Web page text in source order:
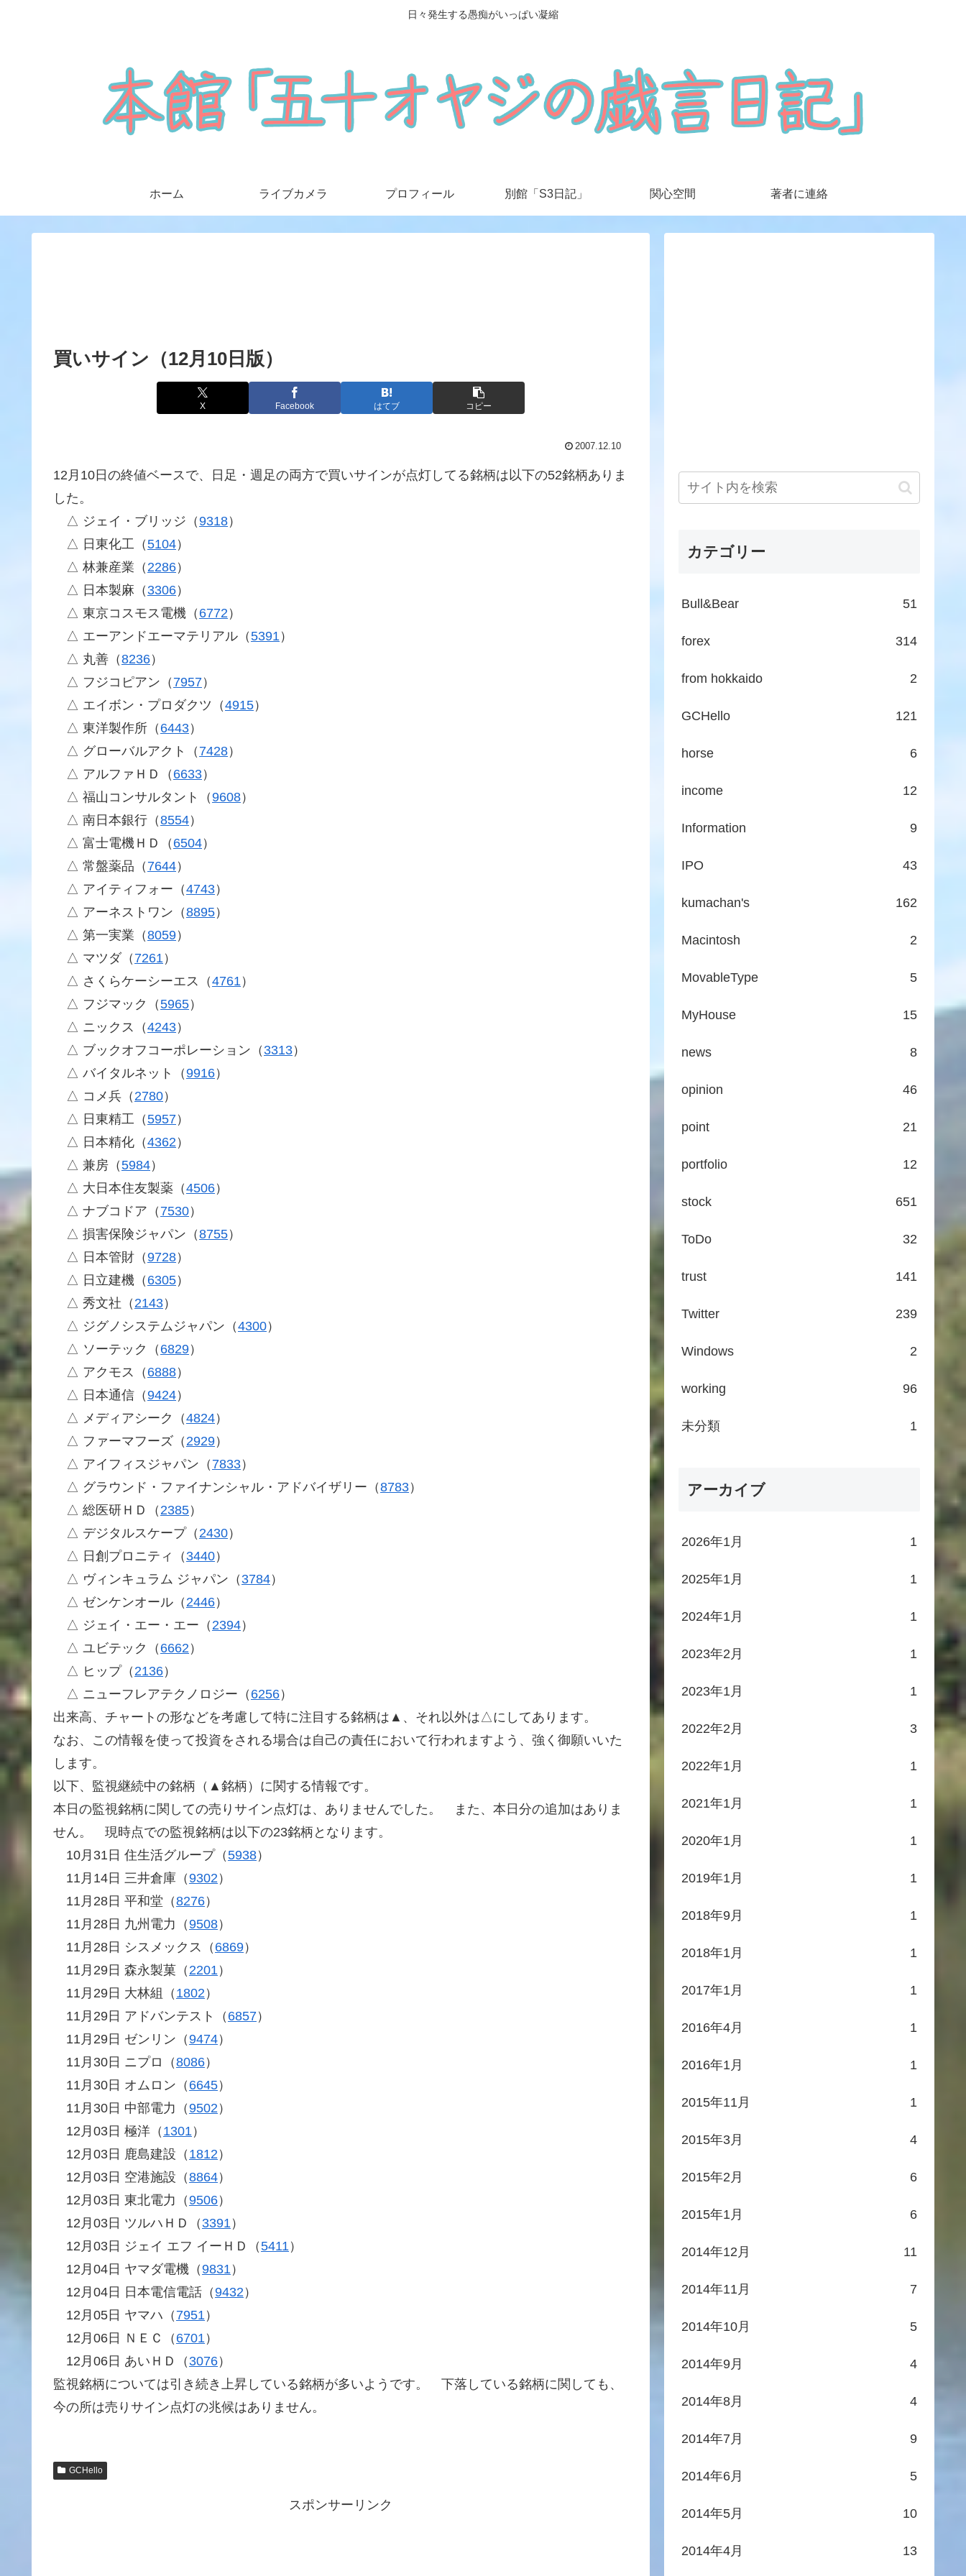
日々発生する愚痴がいっぱい凝縮
ホーム ライブカメラ プロフィール 別館「S3日記」 関心空間 著者に連絡
買いサイン（12月10日版）
X Facebook はてブ コピー
2007.12.10
12月10日の終値ベースで、日足・週足の両方で買いサインが点灯してる銘柄は以下の52銘柄ありま
した。
△ ジェイ・ブリッジ（9318）
△ 日東化工（5104）
△ 林兼産業（ 2286）
△ 日本製麻（ 3306）
△ 東京コスモス電機（ 6772）
△ エーアンドエーマテリアル（5391）
△ 丸善（8236）
△ フジコピアン（ 7957）
△ エイボン・プロダクツ（4915）
△ 東洋製作所（ 6443）
△ グローバルアクト（ 7428）
△ アルファＨＤ（ 6633）
△ 福山コンサルタント（9608）
△ 南日本銀行（8554）
△ 富士電機ＨＤ（ 6504）
△ 常盤薬品（ 7644）
△ アイティフォー（4743）
△ アーネストワン（8895）
△ 第一実業（8059）
△ マツダ（ 7261）
△ さくらケーシーエス（4761）
△ フジマック（5965）
△ ニックス（4243）
△ ブックオフコーポレーション（ 3313）
△ バイタルネット（9916）
△ コメ兵（ 2780）
△ 日東精工（5957）
△ 日本精化（4362）
△ 兼房（5984）
△ 大日本住友製薬（4506）
△ ナブコドア（ 7530）
△ 損害保険ジャパン（8755）
△ 日本管財（9728）
△ 日立建機（ 6305）
△ 秀文社（ 2143）
△ ジグノシステムジャパン（4300）
△ ソーテック（ 6829）
△ アクモス（ 6888）
△ 日本通信（9424）
△ メディアシーク（4824）
△ ファーマフーズ（ 2929）
△ アイフィスジャパン（ 7833）
△ グラウンド・ファイナンシャル・アドバイザリー（8783）
△ 総医研ＨＤ（ 2385）
△ デジタルスケープ（ 2430）
△ 日創プロニティ（ 3440）
△ ヴィンキュラム ジャパン（ 3784）
△ ゼンケンオール（ 2446）
△ ジェイ・エー・エー（ 2394）
△ ユビテック（ 6662）
△ ヒップ（ 2136）
△ ニューフレアテクノロジー（ 6256）
出来高、チャートの形などを考慮して特に注目する銘柄は▲、それ以外は△にしてあります。
なお、この情報を使って投資をされる場合は自己の責任において行われますよう、強く御願いいた
します。
以下、監視継続中の銘柄（▲銘柄）に関する情報です。
本日の監視銘柄に関しての売りサイン点灯は、ありませんでした。 また、本日分の追加はありま
せん。 現時点での監視銘柄は以下の23銘柄となります。
10月31日 住生活グループ（5938）
11月14日 三井倉庫（9302）
11月28日 平和堂（8276）
11月28日 九州電力（9508）
11月28日 シスメックス（ 6869）
11月29日 森永製菓（ 2201）
11月29日 大林組（ 1802）
11月29日 アドバンテスト（ 6857）
11月29日 ゼンリン（9474）
11月30日 ニプロ（8086）
11月30日 オムロン（ 6645）
11月30日 中部電力（9502）
12月03日 極洋（ 1301）
12月03日 鹿島建設（ 1812）
12月03日 空港施設（8864）
12月03日 東北電力（9506）
12月03日 ツルハＨＤ（ 3391）
12月03日 ジェイ エフ イーＨＤ（5411）
12月04日 ヤマダ電機（9831）
12月04日 日本電信電話（9432）
12月05日 ヤマハ（ 7951）
12月06日 ＮＥＣ（ 6701）
12月06日 あいＨＤ（ 3076）
監視銘柄については引き続き上昇している銘柄が多いようです。 下落している銘柄に関しても、
今の所は売りサイン点灯の兆候はありません。
GCHello
スポンサーリンク
カテゴリー
Bull&Bear 51
forex 314
from hokkaido 2
GCHello 121
horse 6
income 12
Information 9
IPO 43
kumachan's 162
Macintosh 2
MovableType 5
MyHouse 15
news 8
opinion 46
point 21
portfolio 12
stock 651
ToDo 32
trust 141
Twitter 239
Windows 2
working 96
未分類 1
アーカイブ
2026年1月 1
2025年1月 1
2024年1月 1
2023年2月 1
2023年1月 1
2022年2月 3
2022年1月 1
2021年1月 1
2020年1月 1
2019年1月 1
2018年9月 1
2018年1月 1
2017年1月 1
2016年4月 1
2016年1月 1
2015年11月 1
2015年3月 4
2015年2月 6
2015年1月 6
2014年12月 11
2014年11月 7
2014年10月 5
2014年9月 4
2014年8月 4
2014年7月 9
2014年6月 5
2014年5月 10
2014年4月 13